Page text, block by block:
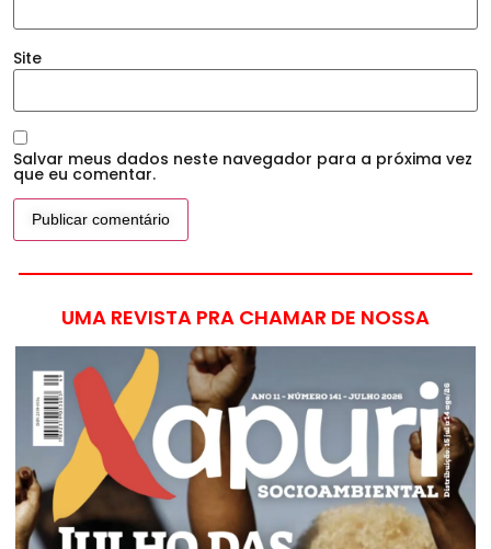
Site
Salvar meus dados neste navegador para a próxima vez
que eu comentar.
UMA REVISTA PRA CHAMAR DE NOSSA